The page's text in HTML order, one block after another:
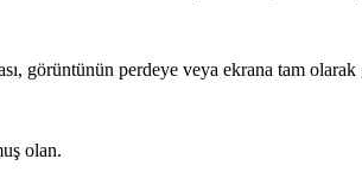
görüntünün perdeye veya ekrana tam olarak
olan.